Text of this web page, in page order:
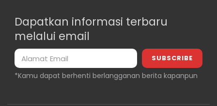
Dapatkan informasi terbaru
melalui email
*Kamu dapat berhenti berlangganan berita kapanpun